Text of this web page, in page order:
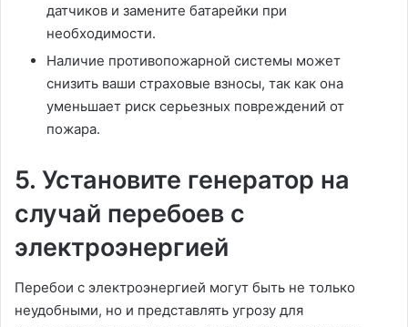
датчиков и замените батарейки при
необходимости.
Наличие противопожарной системы может
снизить ваши страховые взносы, так как она
уменьшает риск серьезных повреждений от
пожара.
5. Установите генератор на
случай перебоев с
электроэнергией
Перебои с электроэнергией могут быть не только
неудобными, но и представлять угрозу для